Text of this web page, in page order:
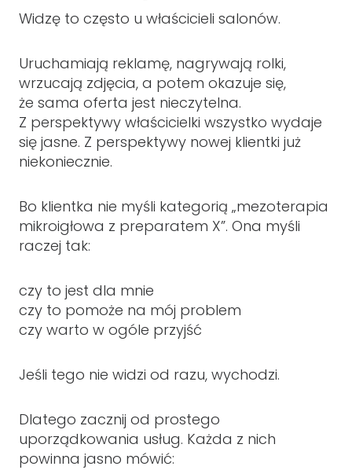
Widzę to często u właścicieli salonów.
Uruchamiają reklamę, nagrywają rolki,
wrzucają zdjęcia, a potem okazuje się,
że sama oferta jest nieczytelna.
Z perspektywy właścicielki wszystko wydaje
się jasne. Z perspektywy nowej klientki już
niekoniecznie.
Bo klientka nie myśli kategorią „mezoterapia
mikroigłowa z preparatem X”. Ona myśli
raczej tak:
czy to jest dla mnie
czy to pomoże na mój problem
czy warto w ogóle przyjść
Jeśli tego nie widzi od razu, wychodzi.
Dlatego zacznij od prostego
uporządkowania usług. Każda z nich
powinna jasno mówić: